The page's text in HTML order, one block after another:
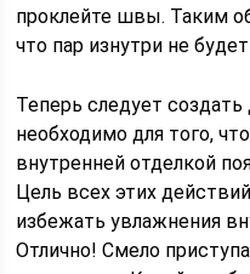
проклейте швы. Таким
что пар изнутри не
Теперь следует
необходимо для того,
внутренней отделкой
Цель всех этих
избежать увлажнения
Отлично! Смело